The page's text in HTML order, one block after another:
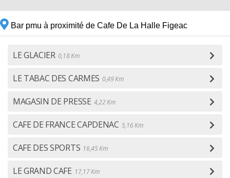
Bar pmu à proximité de Cafe De La Halle Figeac
LE GLACIER 0,18 Km
LE TABAC DES CARMES 0,49 Km
MAGASIN DE PRESSE 4,22 Km
CAFE DE FRANCE CAPDENAC 5,16 Km
CAFE DES SPORTS 16,45 Km
LE GRAND CAFE 17,17 Km